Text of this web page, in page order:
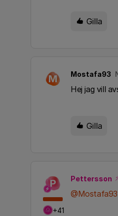
Gilla
M Mostafa93
Hej jag vill
Gilla
P
+41
Pettersson
@Mostafa93